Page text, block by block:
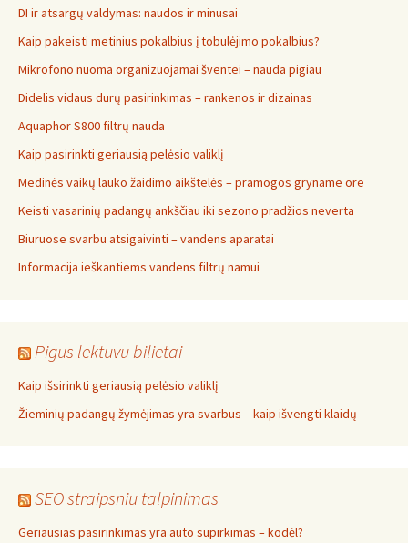
DI ir atsargų valdymas: naudos ir minusai
Kaip pakeisti metinius pokalbius į tobulėjimo pokalbius?
Mikrofono nuoma organizuojamai šventei – nauda pigiau
Didelis vidaus durų pasirinkimas – rankenos ir dizainas
Aquaphor S800 filtrų nauda
Kaip pasirinkti geriausią pelėsio valiklį
Medinės vaikų lauko žaidimo aikštelės – pramogos gryname ore
Keisti vasarinių padangų ankščiau iki sezono pradžios neverta
Biuruose svarbu atsigaivinti – vandens aparatai
Informacija ieškantiems vandens filtrų namui
Pigus lektuvu bilietai
Kaip išsirinkti geriausią pelėsio valiklį
Žieminių padangų žymėjimas yra svarbus – kaip išvengti klaidų
SEO straipsniu talpinimas
Geriausias pasirinkimas yra auto supirkimas – kodėl?